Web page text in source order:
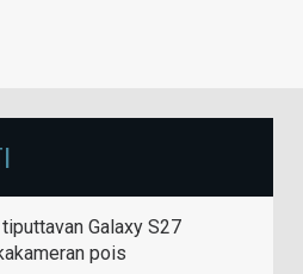
Galaxy S27
pois